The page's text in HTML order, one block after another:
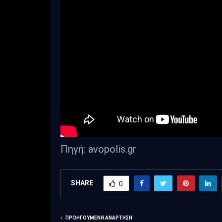
Πηγή: avopolis.gr
SHARE 0
ΠΡΟΗΓΟΎΜΕΝΗ ΑΝΆΡΤΗΣΗ